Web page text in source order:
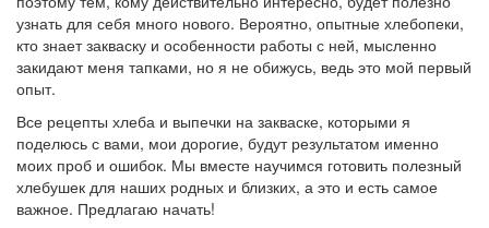
узнать для себя много нового. Вероятно, опытные хлебопеки,
кто знает закваску и особенности работы с ней, мысленно
закидают меня тапками, но я не обижусь, ведь это мой первый
опыт.
Все рецепты хлеба и выпечки на закваске, которыми я
поделюсь с вами, мои дорогие, будут результатом именно
моих проб и ошибок. Мы вместе научимся готовить полезный
хлебушек для наших родных и близких, а это и есть самое
важное. Предлагаю начать!